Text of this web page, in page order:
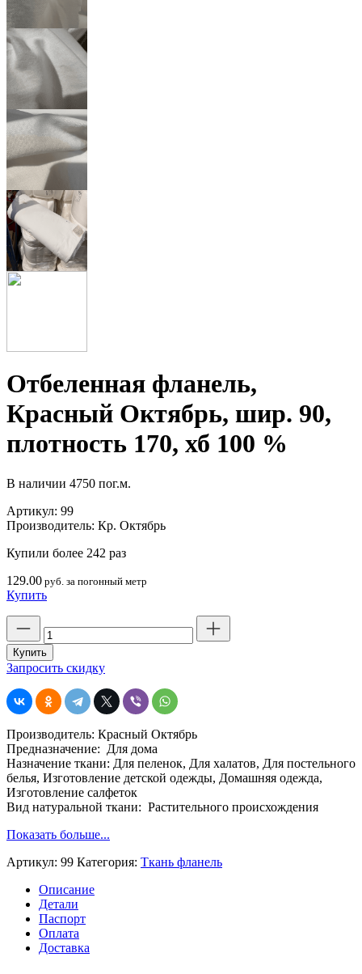
Отбеленная фланель,
Красный Октябрь, шир. 90,
плотность 170, хб 100 %
В наличии 4750 пог.м.
Артикул: 99
Производитель: Кр. Октябрь
Купили более 242 раз
129.00 руб. за погонный метр
Купить
товара
Отбеленная
фланель,
Октябрь,
шир.
плотность
170,
хб
100
%
Купить
Запросить скидку
Производитель: Красный Октябрь
Предназначение: Для дома
Назначение ткани: Для пеленок, Для халатов, Для постельного
белья, Изготовление детской одежды, Домашняя одежда,
Изготовление салфеток
Вид натуральной ткани: Растительного происхождения
Показать больше...
Артикул: 99 Категория: Ткань фланель
Описание
Детали
Паспорт
Оплата
Доставка